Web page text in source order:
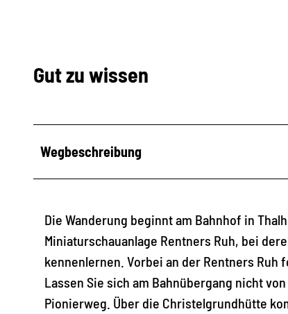
Gut zu wissen
Wegbeschreibung
Die Wanderung beginnt am Bahnhof in
Miniaturschauanlage Rentners Ruh, bei
kennenlernen. Vorbei an der Rentners
Lassen Sie sich am Bahnübergang nicht
Pionierweg. Über die Christelgrundhütte